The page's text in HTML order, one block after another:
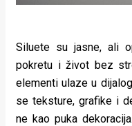
Siluete su jasne, ali
pokretu i život bez
elementi ulaze u
se teksture, grafike i
ne kao puka